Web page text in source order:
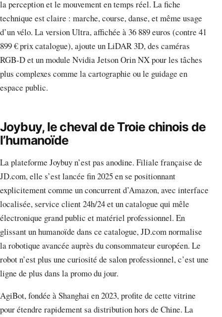
la perception et le mouvement en temps réel. La fiche
technique est claire : marche, course, danse, et même usage
d’un vélo. La version Ultra, affichée à 36 889 euros (contre 41
899 € prix catalogue), ajoute un LiDAR 3D, des caméras
RGB-D et un module Nvidia Jetson Orin NX pour les tâches
plus complexes comme la cartographie ou le guidage en
espace public.
Joybuy, le cheval de Troie chinois de
l’humanoïde
La plateforme Joybuy n’est pas anodine. Filiale française de
JD.com, elle s’est lancée fin 2025 en se positionnant
explicitement comme un concurrent d’Amazon, avec interface
localisée, service client 24h/24 et un catalogue qui mêle
électronique grand public et matériel professionnel. En
glissant un humanoïde dans ce catalogue, JD.com normalise
la robotique avancée auprès du consommateur européen. Le
robot n’est plus une curiosité de salon professionnel, c’est une
ligne de plus dans la promo du jour.
AgiBot, fondée à Shanghai en 2023, profite de cette vitrine
pour étendre rapidement sa distribution hors de Chine. La